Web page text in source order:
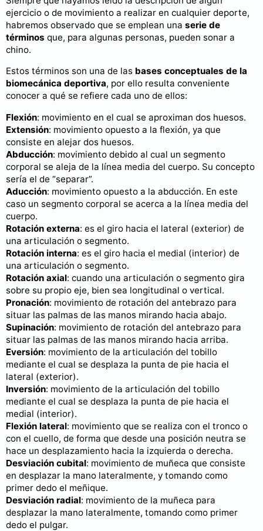
ejercicio o de movimiento a realizar en cualquier deporte,
habremos observado que se emplean una serie de
términos que, para algunas personas, pueden sonar a
chino.
Estos términos son una de las bases conceptuales de la
biomecánica deportiva, por ello resulta conveniente
conocer a qué se refiere cada uno de ellos:
Flexión: movimiento en el cual se aproximan dos huesos.
Extensión: movimiento opuesto a la flexión, ya que
consiste en alejar dos huesos.
Abducción: movimiento debido al cual un segmento
corporal se aleja de la línea media del cuerpo. Su concepto
sería el de “separar”.
Aducción: movimiento opuesto a la abducción. En este
caso un segmento corporal se acerca a la línea media del
cuerpo.
Rotación externa: es el giro hacia el lateral (exterior) de
una articulación o segmento.
Rotación interna: es el giro hacia el medial (interior) de
una articulación o segmento.
Rotación axial: cuando una articulación o segmento gira
sobre su propio eje, bien sea longitudinal o vertical.
Pronación: movimiento de rotación del antebrazo para
situar las palmas de las manos mirando hacia abajo.
Supinación: movimiento de rotación del antebrazo para
situar las palmas de las manos mirando hacia arriba.
Eversión: movimiento de la articulación del tobillo
mediante el cual se desplaza la punta de pie hacia el
lateral (exterior).
Inversión: movimiento de la articulación del tobillo
mediante el cual se desplaza la punta de pie hacia el
medial (interior).
Flexión lateral: movimiento que se realiza con el tronco o
con el cuello, de forma que desde una posición neutra se
hace un desplazamiento hacia la izquierda o derecha.
Desviación cubital: movimiento de muñeca que consiste
en desplazar la mano lateralmente, y tomando como
primer dedo el meñique.
Desviación radial: movimiento de la muñeca para
desplazar la mano lateralmente, tomando como primer
dedo el pulgar.